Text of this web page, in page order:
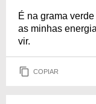
É na grama
as minhas
vir.
COPIAR